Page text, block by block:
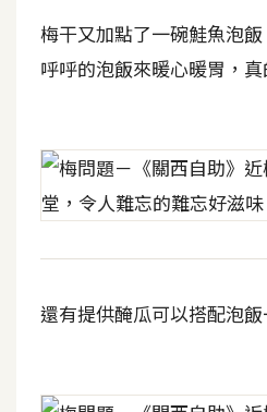
發
文
章
全
站
導
梅干又加點了一碗鮭魚泡
呼呼的泡飯來暖心暖胃，真
還有提供醃瓜可以搭配泡飯